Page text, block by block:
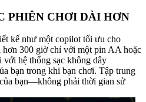
PHIÊN CHƠI DÀI HƠN
kế như một copilot tối ưu cho
hơn 300 giờ chỉ với một pin AA hoặc
với hệ thống sạc không dây
bạn trong khi bạn chơi. Tập trung
bạn—không phải thời gian sử